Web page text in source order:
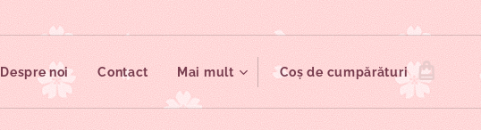
Despre noi Contact Mai mult Coș de cumpărături